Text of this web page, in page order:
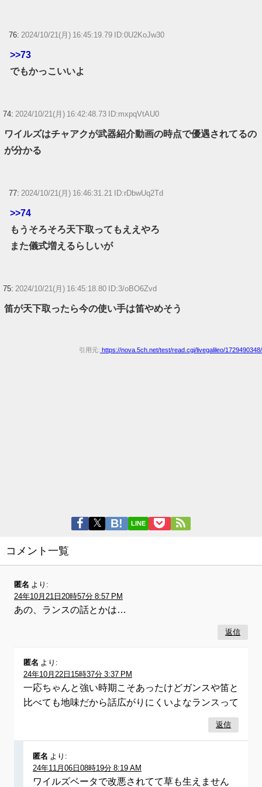
76: 2024/10/21(月) 16:45:19.79 ID:0U2KoJw30
>>73
でもかっこいいよ
74: 2024/10/21(月) 16:42:48.73 ID:mxpqVtAU0
ワイルズはチャアクが武器紹介動画の時点で優遇されてるの
が分かる
77: 2024/10/21(月) 16:46:31.21 ID:rDbwUq2Td
>>74
もうそろそろ天下取ってもええやろ
また儀式増えるらしいが
75: 2024/10/21(月) 16:45:18.80 ID:3/oBO6Zvd
笛が天下取ったら今の使い手は笛やめそう
引用元: https://nova.5ch.net/test/read.cgi/livegalileo/1729490348/
LINE
コメント一覧
匿名 より:
24年10月21日20時57分 8:57 PM
あの、ランスの話とかは…
返信
匿名 より:
24年10月22日15時37分 3:37 PM
一応ちゃんと強い時期こそあったけどガンスや笛と
比べても地味だから話広がりにくいよなランスって
返信
匿名 より:
24年11月06日08時19分 8:19 AM
ワイルズベータで改悪されてて草も生えません